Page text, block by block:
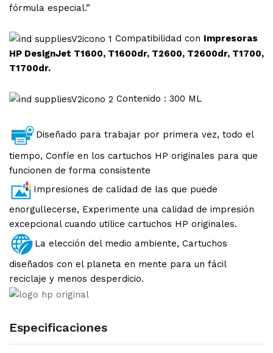
fórmula especial.”
Compatibilidad con Impresoras
HP DesignJet T1600, T1600dr, T2600, T2600dr, T1700,
T1700dr.
Contenido : 300 ML
Diseñado para trabajar por primera vez, todo el
tiempo, Confíe en los cartuchos HP originales para que
funcionen de forma consistente
Impresiones de calidad de las que puede
enorgullecerse, Experimente una calidad de impresión
excepcional cuando utilice cartuchos HP originales.
La elección del medio ambiente, Cartuchos
diseñados con el planeta en mente para un fácil
reciclaje y menos desperdicio.
Especificaciones